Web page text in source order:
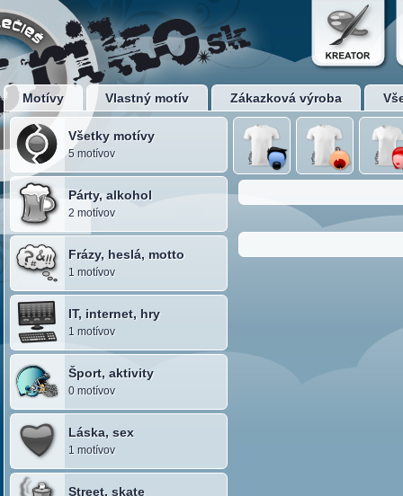
Motívy Vlastný motív Zákazková výroba
Všetky motívy
5 motívov
Párty, alkohol
2 motívov
Frázy, heslá, motto
1 motívov
IT, internet, hry
1 motívov
Šport, aktivity
0 motívov
Láska, sex
1 motívov
Street, skate